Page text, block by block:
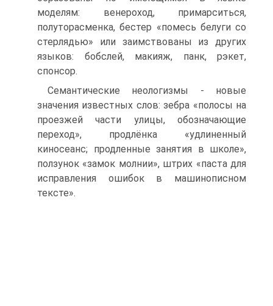
моделям: венероход, примарситься,
полуторасменка, бестер «помесь белуги со
стерлядью» или заимствованы из других
языков: бобслей, макияж, панк, рэкет,
спонсор.
Семантические неологизмы - новые
значения известных слов: зебра «полосы на
проезжей части улицы, обозначающие
переход», продлёнка «удлиненный
киносеанс; продленные занятия в школе»,
ползунок «замок молнии», штрих «паста для
исправления ошибок в машинописном
тексте».